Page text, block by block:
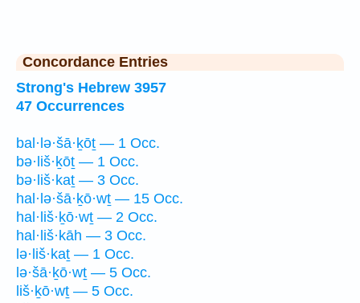
Concordance Entries
Strong's Hebrew 3957
47 Occurrences
bal·lə·šā·ḵōṯ — 1 Occ.
bə·liš·ḵōṯ — 1 Occ.
bə·liš·kaṯ — 3 Occ.
hal·lə·šā·ḵō·wṯ — 15 Occ.
hal·liš·ḵō·wṯ — 2 Occ.
hal·liš·kāh — 3 Occ.
lə·liš·kaṯ — 1 Occ.
lə·šā·ḵō·wṯ — 5 Occ.
liš·ḵō·wṯ — 5 Occ.